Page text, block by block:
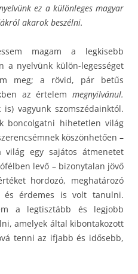
ez a különleges magyar
akarok beszélni.
magam a legkisebb
a nyelvünk külön-legességet
meg; a rövid, pár betűs
az értelem megnyilvánul.
vagyunk szomszédainktól.
boncolgatni hihetetlen világ
köszönhetően –
egy sajátos átmenetet
levő – bizonytalan jövő
hordozó, meghatározó
és érdemes is volt tanulni.
a legtisztább és legjobb
amelyek által kibontakozott
tenni az ifjabb és idősebb,